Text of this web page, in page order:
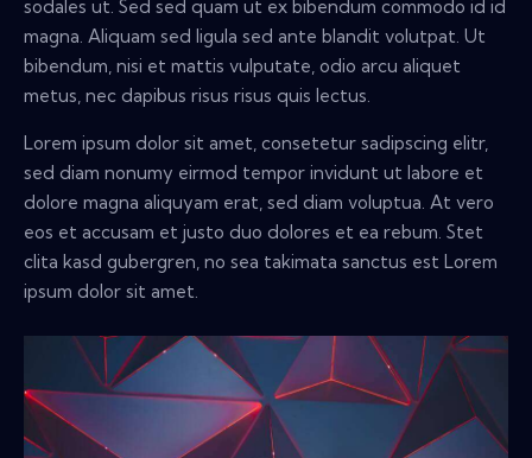
sodales ut. Sed sed quam ut ex bibendum commodo id id
magna. Aliquam sed ligula sed ante blandit volutpat. Ut
bibendum, nisi et mattis vulputate, odio arcu aliquet
metus, nec dapibus risus risus quis lectus.
Lorem ipsum dolor sit amet, consetetur sadipscing elitr,
sed diam nonumy eirmod tempor invidunt ut labore et
dolore magna aliquyam erat, sed diam voluptua. At vero
eos et accusam et justo duo dolores et ea rebum. Stet
clita kasd gubergren, no sea takimata sanctus est Lorem
ipsum dolor sit amet.